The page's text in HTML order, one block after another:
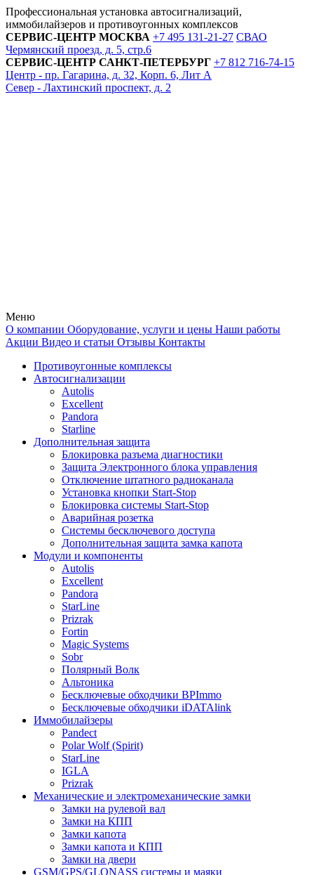
Профессиональная установка автосигнализаций,
иммобилайзеров и противоугонных комплексов
СЕРВИС-ЦЕНТР МОСКВА +7 495 131-21-27 СВАО
Чермянский проезд, д. 5, стр.6
СЕРВИС-ЦЕНТР САНКТ-ПЕТЕРБУРГ +7 812 716-74-15
Центр - пр. Гагарина, д. 32, Корп. 6, Лит А
Север - Лахтинский проспект, д. 2
Меню
О компании Оборудование, услуги и цены Наши работы
Акции Видео и статьи Отзывы Контакты
Противоугонные комплексы
Автосигнализации
Autolis
Excellent
Pandora
Starline
Дополнительная защита
Блокировка разъема диагностики
Защита Электронного блока управления
Отключение штатного радиоканала
Установка кнопки Start-Stop
Блокировка системы Start-Stop
Аварийная розетка
Системы бесключевого доступа
Дополнительная защита замка капота
Модули и компоненты
Autolis
Excellent
Pandora
StarLine
Prizrak
Fortin
Magic Systems
Sobr
Полярный Волк
Альтоника
Бесключевые обходчики BPImmo
Бесключевые обходчики iDATAlink
Иммобилайзеры
Pandect
Polar Wolf (Spirit)
StarLine
IGLA
Prizrak
Механические и электромеханические замки
Замки на рулевой вал
Замки на КПП
Замки капота
Замки капота и КПП
Замки на двери
GSM/GPS/GLONASS системы и маяки